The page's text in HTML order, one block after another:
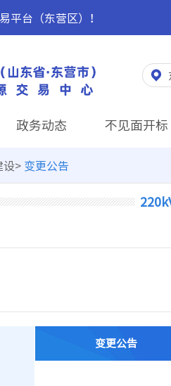
平台（东营区）！
政务动态 不见面开标
设> 变更公告
变更公告